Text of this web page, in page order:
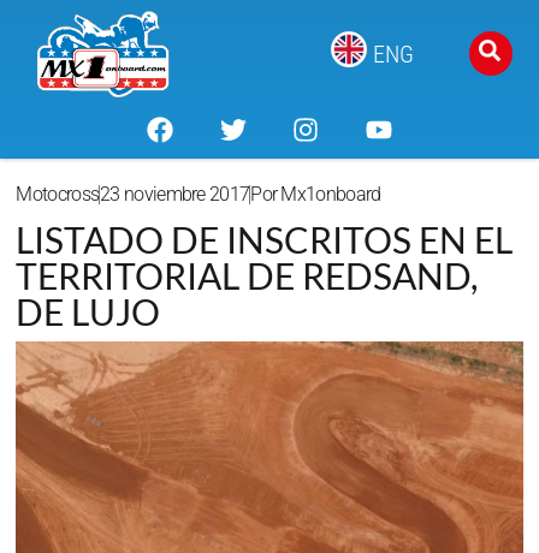
ENG
Motocross23 noviembre 2017PorMx1onboard
LISTADO DE INSCRITOS EN EL
TERRITORIAL DE REDSAND,
DE LUJO